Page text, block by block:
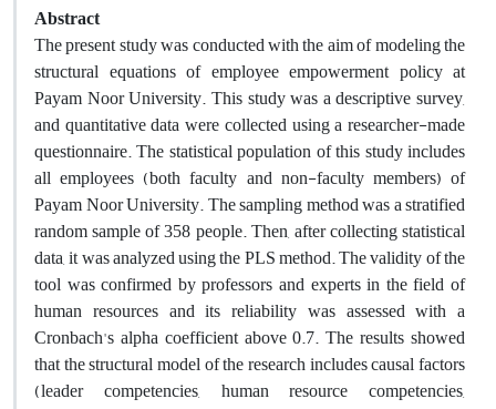
Abstract
The present study was conducted with the aim of modeling the
structural equations of employee empowerment policy at
Payam Noor University. This study was a descriptive survey,
and quantitative data were collected using a researcher-made
questionnaire. The statistical population of this study includes
all employees (both faculty and non-faculty members) of
Payam Noor University. The sampling method was a stratified
random sample of 358 people. Then, after collecting statistical
data, it was analyzed using the PLS method. The validity of the
tool was confirmed by professors and experts in the field of
human resources and its reliability was assessed with a
Cronbach's alpha coefficient above 0.7. The results showed
that the structural model of the research includes causal factors
(leader competencies, human resource competencies,